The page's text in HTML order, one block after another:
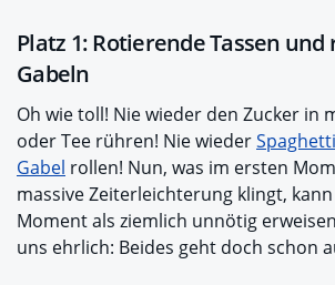
Platz 1: Rotierende Tassen
Gabeln
Oh wie toll! Nie wieder den Zucker in
oder Tee rühren! Nie wieder
Gabel rollen! Nun, was im ersten
massive Zeiterleichterung klingt,
Moment als ziemlich unnötig
uns ehrlich: Beides geht doch schon